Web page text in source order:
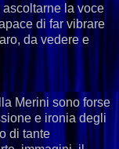
la voce
di far vibrare
da vedere e
Merini sono forse
e ironia degli
di tante